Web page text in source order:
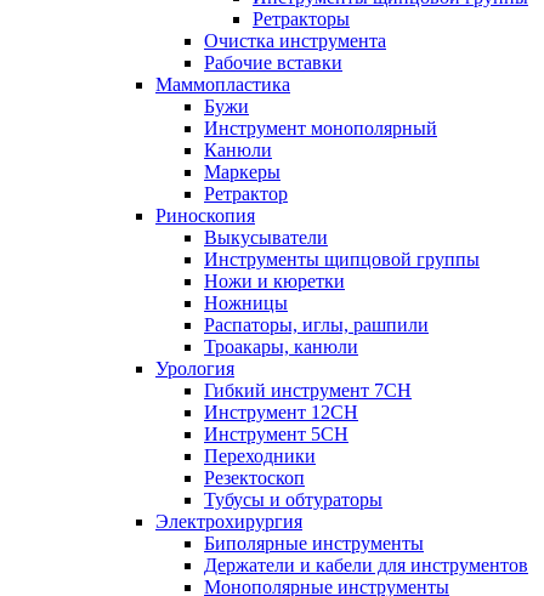
Ретракторы
Очистка инструмента
Рабочие вставки
Маммопластика
Бужи
Инструмент монополярный
Канюли
Маркеры
Ретрактор
Риноскопия
Выкусыватели
Инструменты щипцовой группы
Ножи и кюретки
Ножницы
Распаторы, иглы, рашпили
Троакары, канюли
Урология
Гибкий инструмент 7CH
Инструмент 12CH
Инструмент 5CH
Переходники
Резектоскоп
Тубусы и обтураторы
Электрохирургия
Биполярные инструменты
Держатели и кабели для инструментов
Монополярные инструменты